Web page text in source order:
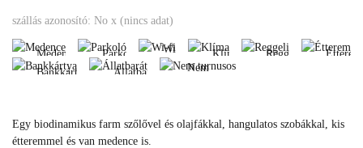
szállás azonosító: No x (nincs adat)
Medence
Medence
Parkoló
Parkoló
fi
Wi-
fi
Klíma Reggeli Étterem
Bankkártya
Bankkártya
Állatbarát
Állatbarát
Nem
turnusos
Egy biodinamikus farm szőlővel és olajfákkal, hangulatos szobákkal, kis
étteremmel és van medence is.